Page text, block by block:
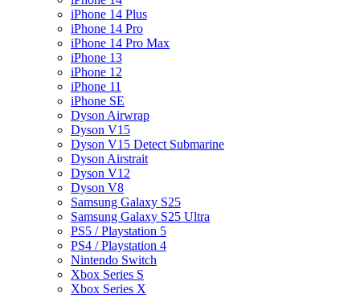
iPhone 14 Plus
iPhone 14 Pro
iPhone 14 Pro Max
iPhone 13
iPhone 12
iPhone 11
iPhone SE
Dyson Airwrap
Dyson V15
Dyson V15 Detect Submarine
Dyson Airstrait
Dyson V12
Dyson V8
Samsung Galaxy S25
Samsung Galaxy S25 Ultra
PS5 / Playstation 5
PS4 / Playstation 4
Nintendo Switch
Xbox Series S
Xbox Series X